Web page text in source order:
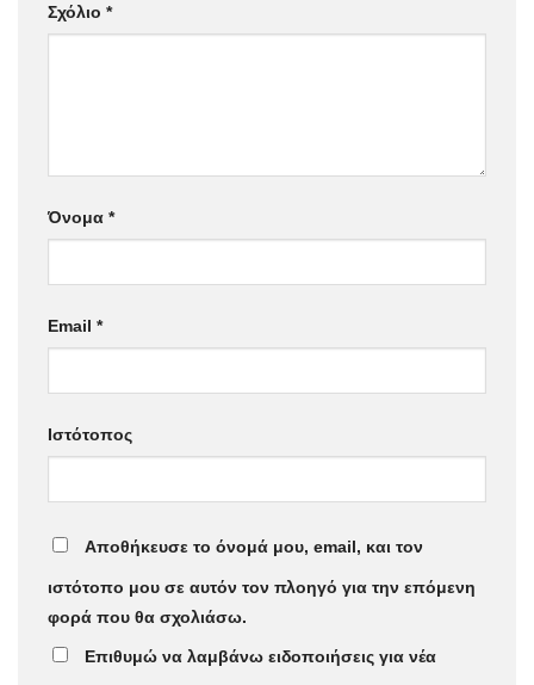
Σχόλιο *
Όνομα *
Email *
Ιστότοπος
Αποθήκευσε το όνομά μου, email, και τον
ιστότοπο μου σε αυτόν τον πλοηγό για την επόμενη
φορά που θα σχολιάσω.
Επιθυμώ να λαμβάνω ειδοποιήσεις για νέα